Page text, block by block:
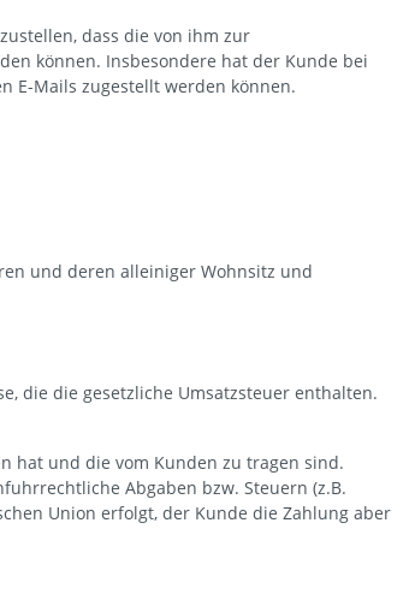
dass die von ihm zur
können. Insbesondere hat der Kunde bei
E-Mails zugestellt werden können.
und deren alleiniger Wohnsitz und
die die gesetzliche Umsatzsteuer enthalten.
hat und die vom Kunden zu tragen sind.
Abgaben bzw. Steuern (z.B.
Union erfolgt, der Kunde die Zahlung aber